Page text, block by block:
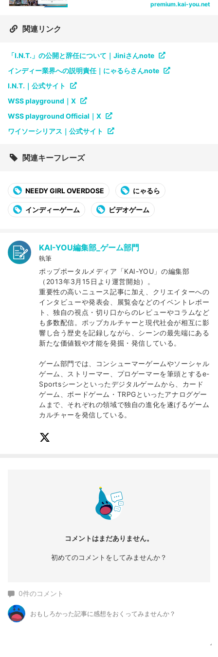
premium.kai-you.net
関連リンク
「I.N.T.」の公開と辞任について｜Jiniさんnote
インディー業界への説明責任｜にゃるらさんnote
I.N.T.｜公式サイト
WSS playground｜X
WSS playground Official｜X
ワイソーシリアス｜公式サイト
関連キーフレーズ
NEEDY GIRL OVERDOSE にゃるら
インディーゲーム ビデオゲーム
KAI-YOU編集部_ゲーム部門
執筆
ポップポータルメディア「KAI-YOU」の編集部
（2013年3月15日より運営開始）。
重要性の高いニュース記事に加え、クリエイターへの
インタビューや発表会、展覧会などのイベントレポー
ト、独自の視点・切り口からのレビューやコラムなど
も多数配信。ポップカルチャーと現代社会が相互に影
響し合う歴史を記録しながら、シーンの最先端にある
新たな価値観や才能を発掘・発信している。
ゲーム部門では、コンシューマーゲームやソーシャル
ゲーム、ストリーマー、プロゲーマーを筆頭とするe-
Sportsシーンといったデジタルゲームから、カード
ゲーム、ボードゲーム・TRPGといったアナログゲー
ムまで、それぞれの領域で独自の進化を遂げるゲーム
カルチャーを発信している。
コメントはまだありません。
初めてのコメントをしてみませんか？
0件のコメント